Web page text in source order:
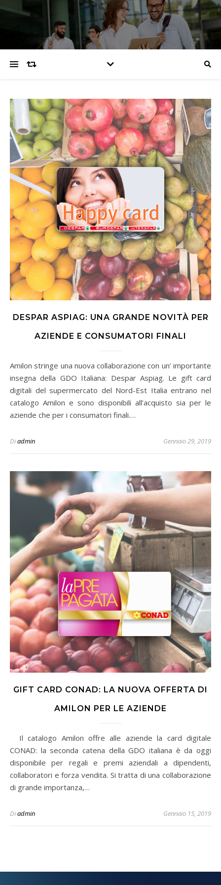
DESPAR ASPIAG: UNA GRANDE NOVITÀ PER
AZIENDE E CONSUMATORI FINALI
Amilon stringe una nuova collaborazione con un’ importante
insegna della GDO Italiana: Despar Aspiag. Le gift card
digitali del supermercato del Nord-Est Italia entrano nel
catalogo Amilon e sono disponibili all’acquisto sia per le
aziende che per i consumatori finali.…
Diadmin Gennaio 29, 2019
GIFT CARD CONAD: LA NUOVA OFFERTA DI
AMILON PER LE AZIENDE
Il catalogo Amilon offre alle aziende la card digitale
CONAD: la seconda catena della GDO italiana è da oggi
disponibile per regali e premi aziendali a dipendenti,
collaboratori e forza vendita. Si tratta di una collaborazione
di grande importanza,…
Diadmin Gennaio 15, 2019